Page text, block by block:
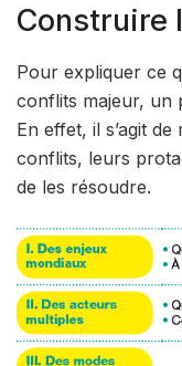
Construire
Pour expliquer ce
conflits majeur, un
En effet, il s’agit
conflits, leurs
de les résoudre.